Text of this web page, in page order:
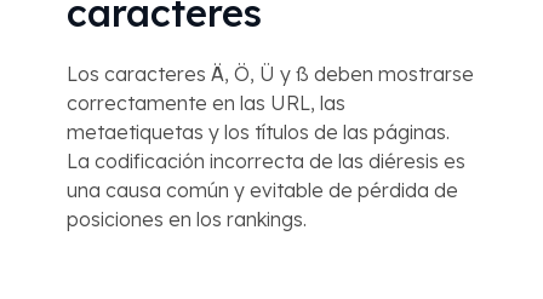
caracteres
Los caracteres Ä, Ö, Ü y ß deben mostrarse
correctamente en las URL, las
metaetiquetas y los títulos de las páginas.
La codificación incorrecta de las diéresis es
una causa común y evitable de pérdida de
posiciones en los rankings.